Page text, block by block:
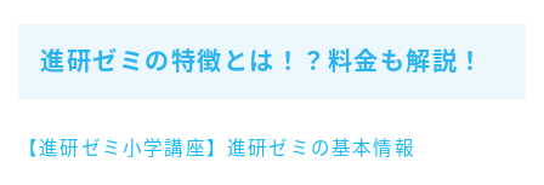
進研ゼミの特徴とは！？料金も解説！
【進研ゼミ小学講座】進研ゼミの基本情報